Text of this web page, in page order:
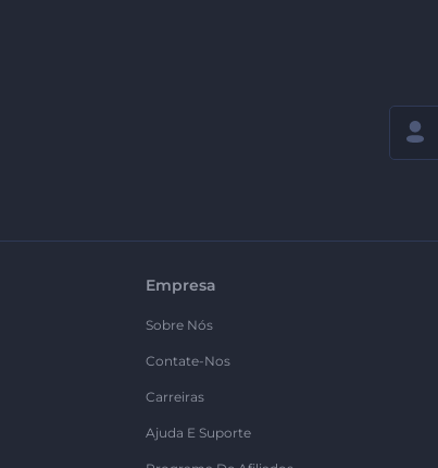
Empresa
Sobre Nós
Contate-Nos
Carreiras
Ajuda E Suporte